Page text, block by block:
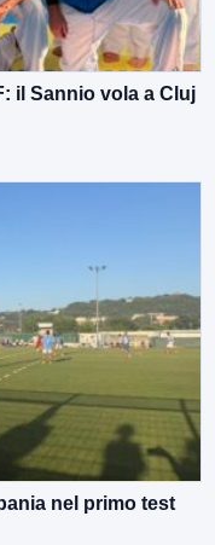
il Sannio vola a Cluj
nel primo test